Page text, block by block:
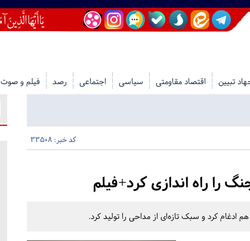
تبیین اقتصاد مقاومتی سیاسی اجتماعی رصد فیلم و صوت
کد خبر: 33508
راه اندازی کرد+فیلم
کرد و سبک تازه‌ای از مداحی را تولید کرد.